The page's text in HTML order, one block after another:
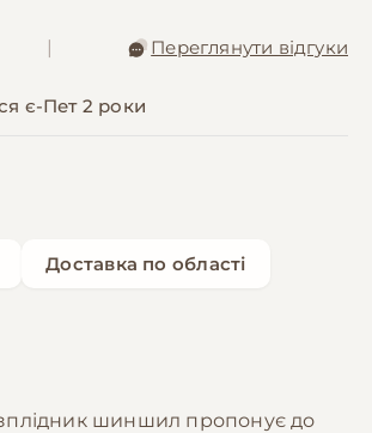
Переглянути відгуки
є-Пет 2 роки
Доставка по області
шиншил пропонує до